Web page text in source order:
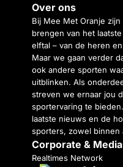
Over ons
Bij Mee Met Oranje
brengen van het
elftal – van de heren
Maar we gaan verder
ook andere sporten
uitblinken. Als
streven we ernaar jou
sportervaring te
laatste nieuws en de
sporters, zowel binnen
Corporate & Media
Realtimes Network